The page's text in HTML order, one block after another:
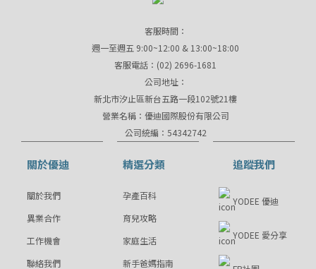
客服時間：
週一至週五 9:00~12:00 & 13:00~18:00
客服電話：(02) 2696-1681
公司地址：
新北市汐止區新台五路一段102號21樓
營業名稱：優迪國際股份有限公司
公司統編：54342742
關於優迪
關於我們
異業合作
工作機會
聯絡我們
精選分類
孕產百科
育兒攻略
家庭生活
新手爸媽指南
追蹤我們
YODEE 優迪
YODEE 愛分享